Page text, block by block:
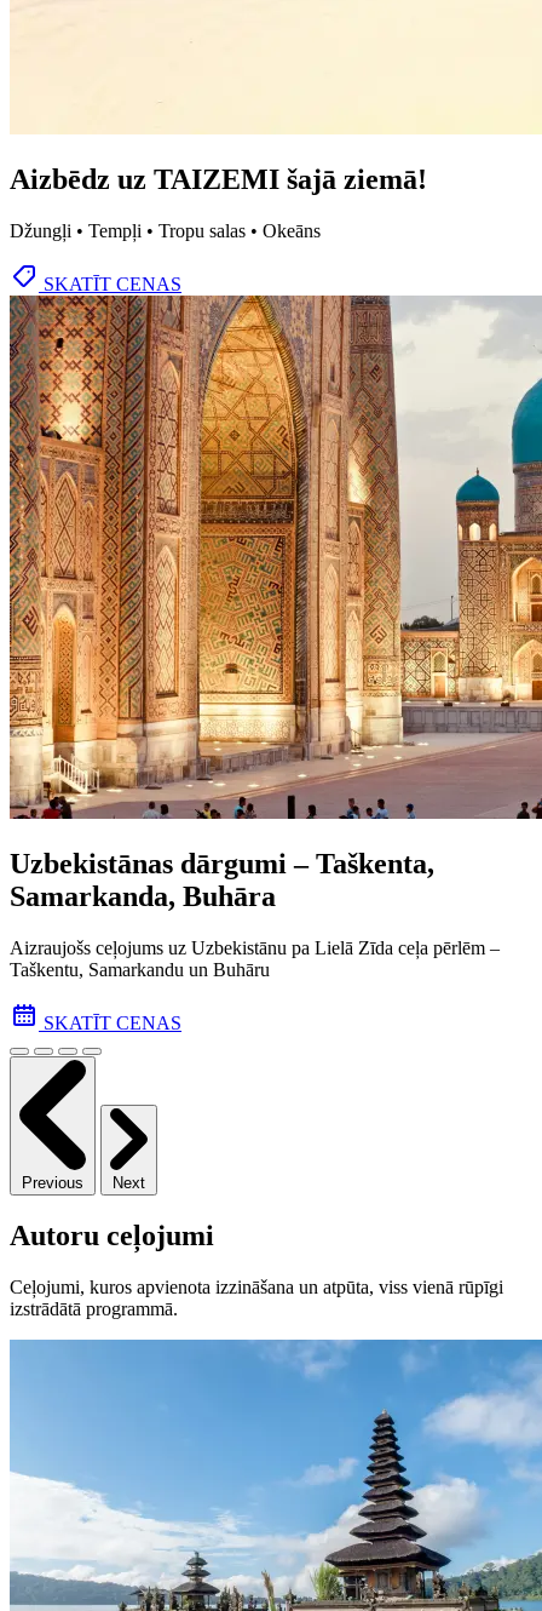
Aizbēdz uz TAIZEMI šajā ziemā!
Džungļi • Tempļi • Tropu salas • Okeāns
SKATĪT CENAS
Uzbekistānas dārgumi – Taškenta,
Samarkanda, Buhāra
Aizraujošs ceļojums uz Uzbekistānu pa Lielā Zīda ceļa pēr­lēm –
Taškentu, Samarkandu un Buhāru
SKATĪT CENAS
Previous Next
Autoru ceļojumi
Ceļojumi, kuros apvienota izzināšana un atpūta, viss vienā rūpīgi
izstrādātā programmā.